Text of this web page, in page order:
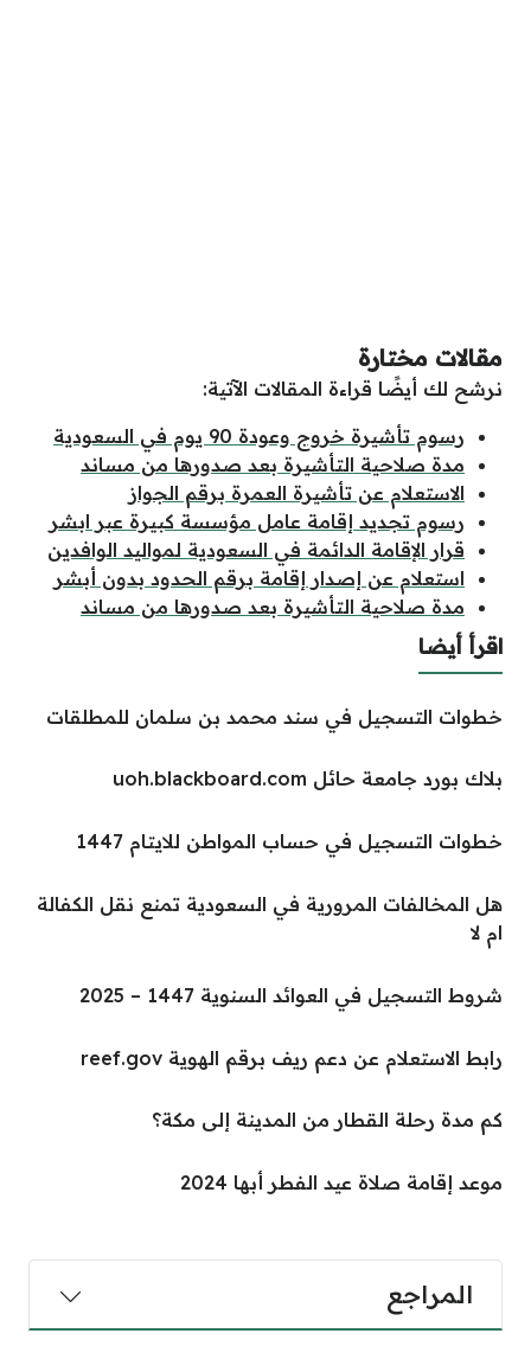
مقالات مختارة
نرشح لك أيضًا قراءة المقالات الآتية:
رسوم تأشيرة خروج وعودة 90 يوم في السعودية
مدة صلاحية التأشيرة بعد صدورها من مساند
الاستعلام عن تأشيرة العمرة برقم الجواز
رسوم تجديد إقامة عامل مؤسسة كبيرة عبر ابشر
قرار الإقامة الدائمة في السعودية لمواليد الوافدين
استعلام عن إصدار إقامة برقم الحدود بدون أبشر
مدة صلاحية التأشيرة بعد صدورها من مساند
اقرأ أيضا
خطوات التسجيل في سند محمد بن سلمان للمطلقات
بلاك بورد جامعة حائل uoh.blackboard.com
خطوات التسجيل في حساب المواطن للايتام 1447
هل المخالفات المرورية في السعودية تمنع نقل الكفالة
ام لا
شروط التسجيل في العوائد السنوية 1447 – 2025
رابط الاستعلام عن دعم ريف برقم الهوية reef.gov
كم مدة رحلة القطار من المدينة إلى مكة؟
موعد إقامة صلاة عيد الفطر أبها 2024
المراجع